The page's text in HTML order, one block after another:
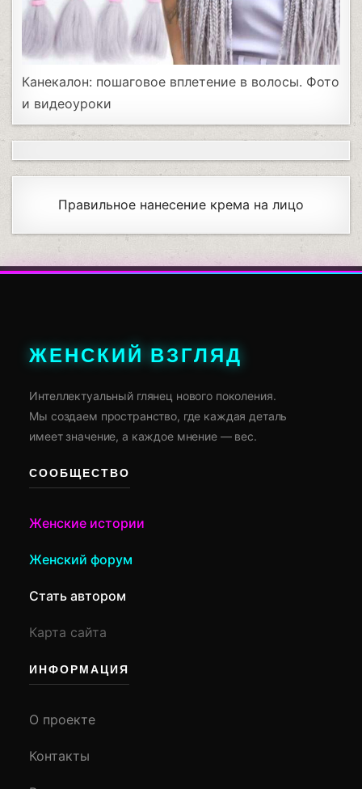
Канекалон: пошаговое вплетение в волосы. Фото
и видеоуроки
Правильное нанесение крема на лицо
ЖЕНСКИЙ ВЗГЛЯД
Интеллектуальный глянец нового поколения.
Мы создаем пространство, где каждая деталь
имеет значение, а каждое мнение — вес.
СООБЩЕСТВО
Женские истории
Женский форум
Стать автором
Карта сайта
ИНФОРМАЦИЯ
О проекте
Контакты